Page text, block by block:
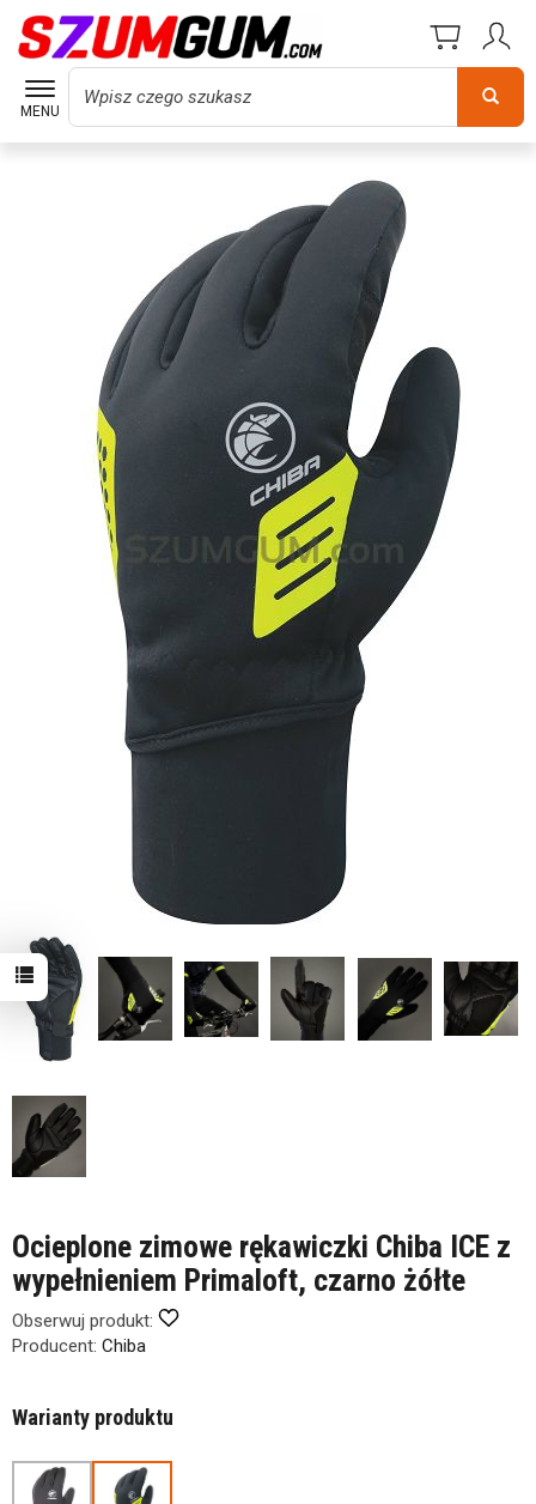
MENU
Wyszukaj
Ocieplone zimowe rękawiczki Chiba ICE z
wypełnieniem Primaloft, czarno żółte
Obserwuj produkt:
Producent: Chiba
Warianty produktu